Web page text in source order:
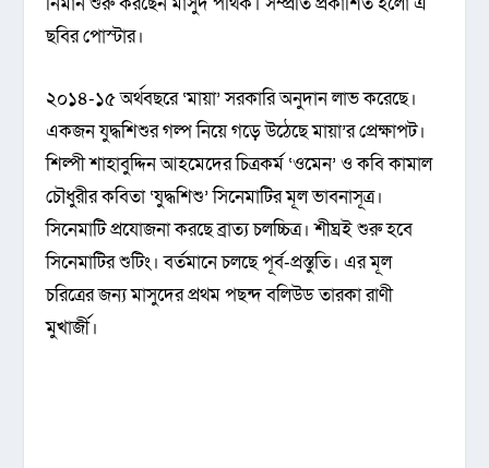
ছবির পোস্টার।
২০১৪-১৫ অর্থবছরে ‘মায়া’ সরকারি অনুদান লাভ করেছে।
একজন যুদ্ধশিশুর গল্প নিয়ে গড়ে উঠেছে মায়া’র প্রেক্ষাপট।
শিল্পী শাহাবুদ্দিন আহমেদের চিত্রকর্ম ‘ওমেন’ ও কবি কামাল
চৌধুরীর কবিতা ‘যুদ্ধশিশু’ সিনেমাটির মূল ভাবনাসূত্র।
সিনেমাটি প্রযোজনা করছে ব্রাত্য চলচ্চিত্র। শীঘ্রই শুরু হবে
সিনেমাটির শুটিং। বর্তমানে চলছে পূর্ব-প্রস্তুতি। এর মূল
চরিত্রের জন্য মাসুদের প্রথম পছন্দ বলিউড তারকা রাণী
মুখার্জী।